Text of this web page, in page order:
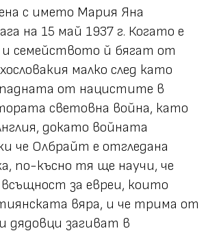
с името Мария Яна
на 15 май 1937 г. Когато е
и семейството й бягат от
малко след като
от нацистите в
световна война, като
докато войната
че Олбрайт е отгледана
по-късно тя ще научи, че
за евреи, които
вяра, и че трима от
дядовци загиват в